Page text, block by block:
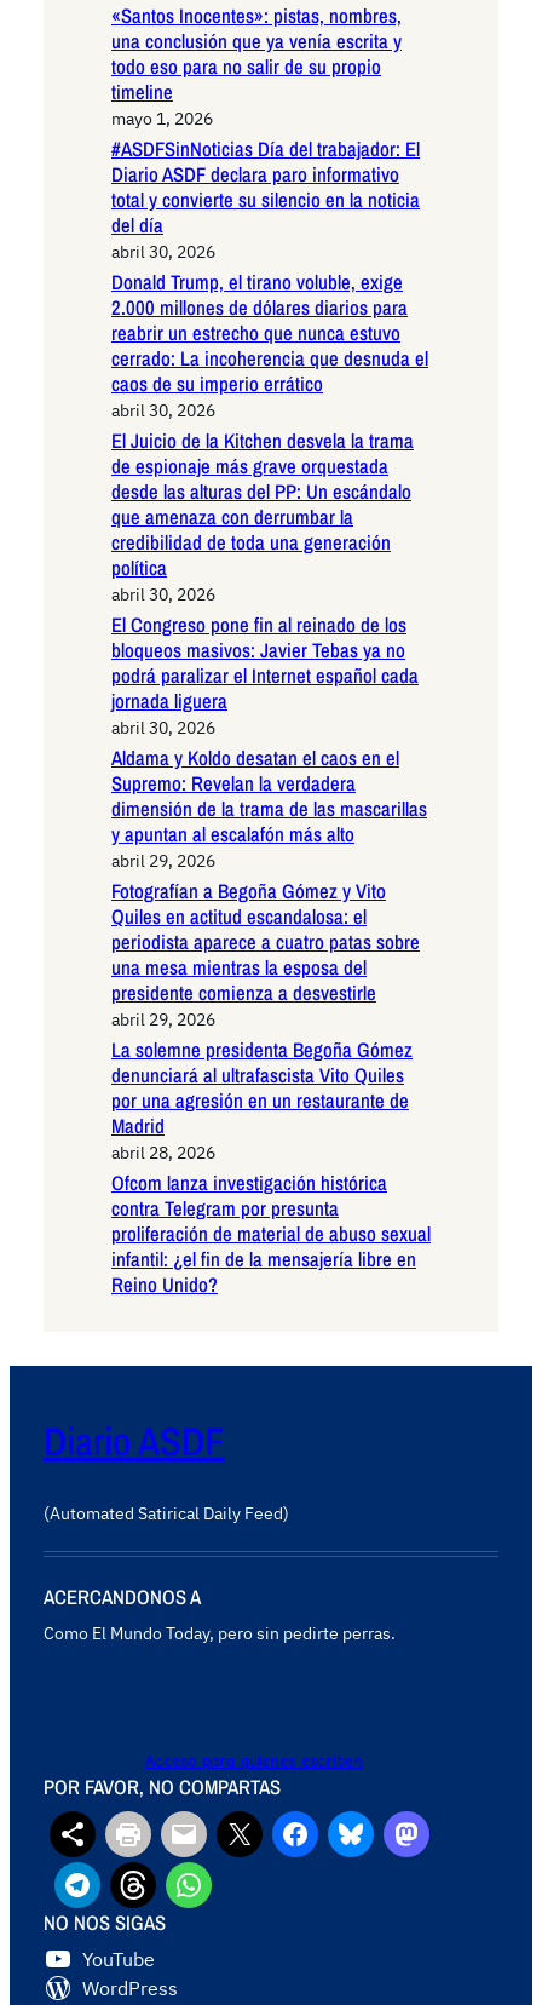
«Santos Inocentes»: pistas, nombres,
una conclusión que ya venía escrita y
todo eso para no salir de su propio
timeline
mayo 1, 2026
#ASDFSinNoticias Día del trabajador: El
Diario ASDF declara paro informativo
total y convierte su silencio en la noticia
del día
abril 30, 2026
Donald Trump, el tirano voluble, exige
2.000 millones de dólares diarios para
reabrir un estrecho que nunca estuvo
cerrado: La incoherencia que desnuda el
caos de su imperio errático
abril 30, 2026
El Juicio de la Kitchen desvela la trama
de espionaje más grave orquestada
desde las alturas del PP: Un escándalo
que amenaza con derrumbar la
credibilidad de toda una generación
política
abril 30, 2026
El Congreso pone fin al reinado de los
bloqueos masivos: Javier Tebas ya no
podrá paralizar el Internet español cada
jornada liguera
abril 30, 2026
Aldama y Koldo desatan el caos en el
Supremo: Revelan la verdadera
dimensión de la trama de las mascarillas
y apuntan al escalafón más alto
abril 29, 2026
Fotografían a Begoña Gómez y Vito
Quiles en actitud escandalosa: el
periodista aparece a cuatro patas sobre
una mesa mientras la esposa del
presidente comienza a desvestirle
abril 29, 2026
La solemne presidenta Begoña Gómez
denunciará al ultrafascista Vito Quiles
por una agresión en un restaurante de
Madrid
abril 28, 2026
Ofcom lanza investigación histórica
contra Telegram por presunta
proliferación de material de abuso sexual
infantil: ¿el fin de la mensajería libre en
Reino Unido?
Diario ASDF
(Automated Satirical Daily Feed)
ACERCANDONOS A
Como El Mundo Today, pero sin pedirte perras.
Acceso para quienes escriben
POR FAVOR, NO COMPARTAS
NO NOS SIGAS
YouTube
WordPress